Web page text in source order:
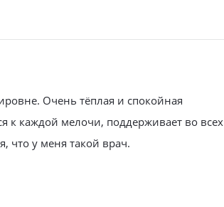
Очень тёплая и спокойная
к каждой мелочи, поддерживает во всех
что у меня такой врач.